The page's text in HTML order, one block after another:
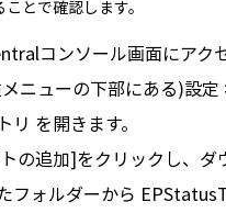
とで確認します。
コンソール画面にアク
ニューの下部にある)設定
リ を開きます。
の追加]をクリックし、ダ
フォルダーから